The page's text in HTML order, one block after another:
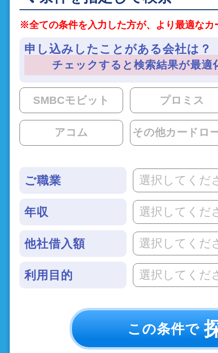
※全ての条件を入力した方が、より最適なカ
申し込みしたことがある会社は？
チェックすると検索結果が最適
SMBCモビット プロミス
アコム その他カードロ
ご職業 選択してくだ
年収 選択してくだ
他社借入額 選択してくだ
利用目的 選択してくだ
この条件で